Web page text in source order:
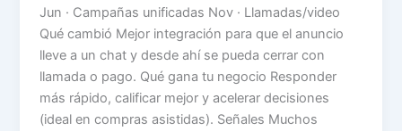
Jun · Campañas unificadas Nov · Llamadas/video
Qué cambió Mejor integración para que el anuncio
lleve a un chat y desde ahí se pueda cerrar con
llamada o pago. Qué gana tu negocio Responder
más rápido, calificar mejor y acelerar decisiones
(ideal en compras asistidas). Señales Muchos